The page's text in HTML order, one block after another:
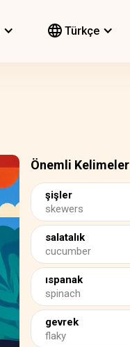
Türkçe
Önemli Kelimeler
şişler
skewers
salatalık
cucumber
ıspanak
spinach
gevrek
flaky